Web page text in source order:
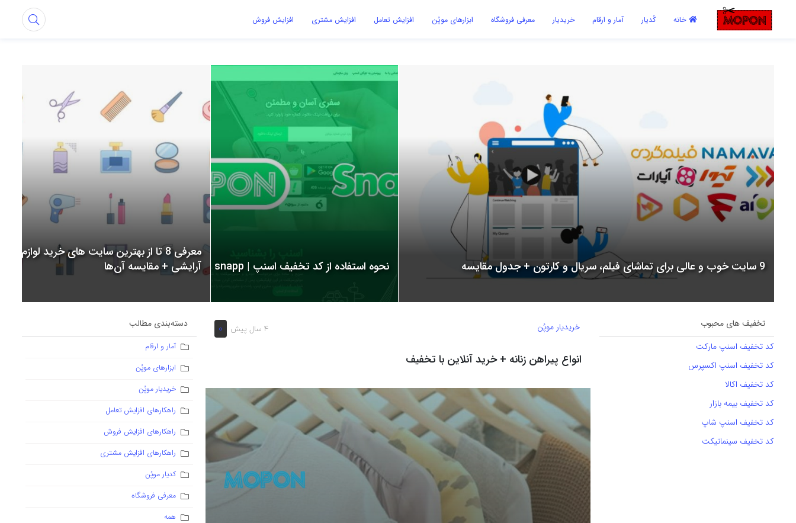
خانه کُدیار آمار و ارقام خریدیار معرفی فروشگاه ابزارهای موپُن افزایش تعامل افزایش مشتری افزایش فروش اشتراک گذاری
9 سایت خوب و عالی برای تماشای فیلم، سریال و کارتون + جدول مقایسه نحوه استفاده از کد تخفیف اسنپ | snapp
معرفی 8 تا از بهترین سایت های خرید لوازم
آرایشی + مقایسه آن‌ها
تخفیف های محبوب
کد تخفیف اسنپ مارکت
کد تخفیف اسنپ اکسپرس
کد تخفیف اکالا
کد تخفیف بیمه بازار
کد تخفیف اسنپ شاپ
کد تخفیف سینماتیکت
4 سال پیش 0 خریدیار موپُن
انواع پیراهن زنانه + خرید آنلاین با تخفیف
دسته‌بندی مطالب
آمار و ارقام
ابزارهای موپُن
خریدیار موپُن
راهکارهای افزایش تعامل
راهکارهای افزایش فروش
راهکارهای افزایش مشتری
کدیار موپُن
معرفی فروشگاه
همه